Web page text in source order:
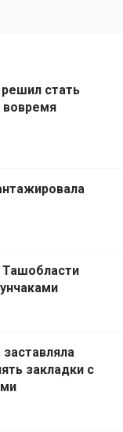
стать
закладки с